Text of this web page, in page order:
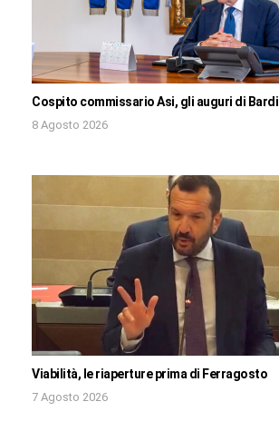
Cospito commissario Asi, gli auguri di Bardi
8 Agosto 2026
Viabilità, le riaperture prima di Ferragosto
7 Agosto 2026